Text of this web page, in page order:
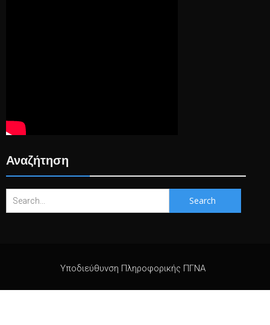
Αναζήτηση
for:
Υποδιεύθυνση Πληροφορικής ΠΓΝΑ